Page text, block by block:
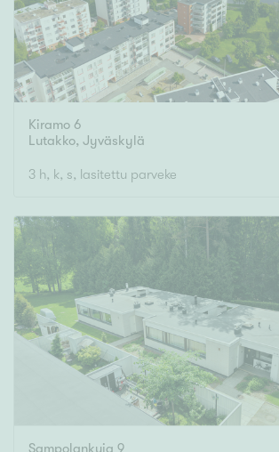
Kiramo 6
Lutakko, Jyväskylä
3 h, k, s, lasitettu parveke
Sampolankuja 9